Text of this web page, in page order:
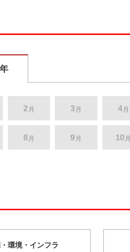
2 月 3 月 4 月
8 月 9 月 10 月
環境・ インフラ